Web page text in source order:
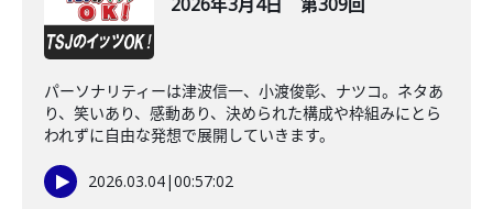
パーソナリティーは津波信一、小渡俊彰、ナツコ。ネタあ
り、笑いあり、感動あり、決められた構成や枠組みにとら
われずに自由な発想で展開していきます。
2026.03.04|00:57:02